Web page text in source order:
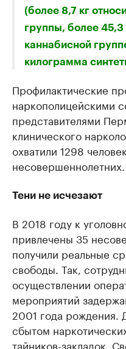
(более 8,7 кг
группы, более
каннабисной
килограмма
Профилактические
наркополицейскими
представителями
клинического
охватили 1298
несовершеннолетних.
Тени не исчезают
В 2018 году к
привлечены 35
получили реальные
свободы. Так,
осуществлении
мероприятий
2001 года рождения.
сбытом
тайников-закладок.